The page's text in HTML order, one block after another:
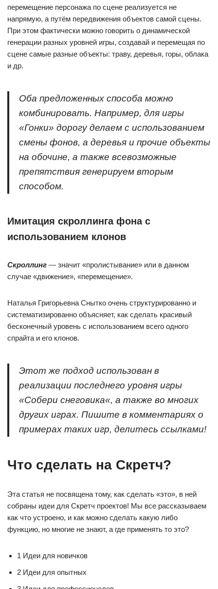
перемещение персонажа по сцене реализуется не
напрямую, а путём передвижения объектов самой сцены.
При этом фактически можно говорить о динамической
генерации разных уровней игры, создавай и перемещая по
сцене самые разные объекты: траву, деревья, горы, облака
и др.
Оба предложенных способа можно
комбинировать. Например, для игры
«Гонки» дорогу делаем с использованием
смены фонов, а деревья и прочие объекты
на обочине, а также всевозможные
препятствия генерируем вторым
способом.
Имитация скроллинга фона с
использованием клонов
Скроллинг — значит «пролистывание» или в данном
случае «движение», «перемещение».
Наталья Григорьевна Снытко очень структурированно и
систематизированно объясняет, как сделать красивый
бесконечный уровень с использованием всего одного
спрайта и его клонов.
Этот же подход использован в
реализации последнего уровня игры
«Собери снеговика«, а также во многих
других играх. Пишите в комментариях о
примерах таких игр, делитесь ссылками!
Что сделать на Скретч?
Эта статья не посвящена тому, как сделать «это», в ней
собраны идеи для Скретч проектов! Мы все рассказываем
как что устроено, и как можно сделать какую либо
функцию, но многие не знают, а где применять то это?
1 Идеи для новичков
2 Идеи для опытных